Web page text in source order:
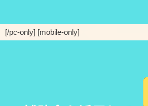
[/pc-only] [mobile-only]